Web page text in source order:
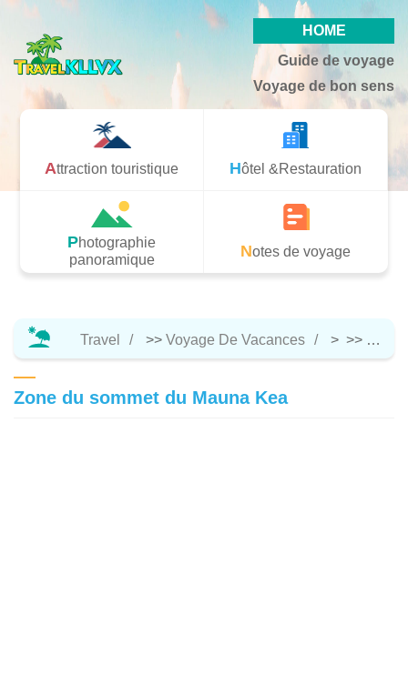
HOME
Guide de voyage
Voyage de bon sens
Attraction touristique Hôtel &Restauration
Photographie
panoramique
Notes de voyage
Travel >> Voyage De Vacances > >>
Zone du sommet du Mauna Kea